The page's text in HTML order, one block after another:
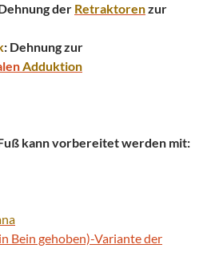
der Retraktorenzur
: Dehnung zur
Adduktion
kann vorbereitet werden mit:
Bein gehoben)-Variante der